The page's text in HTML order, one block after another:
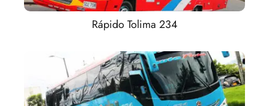
Rápido Tolima 234